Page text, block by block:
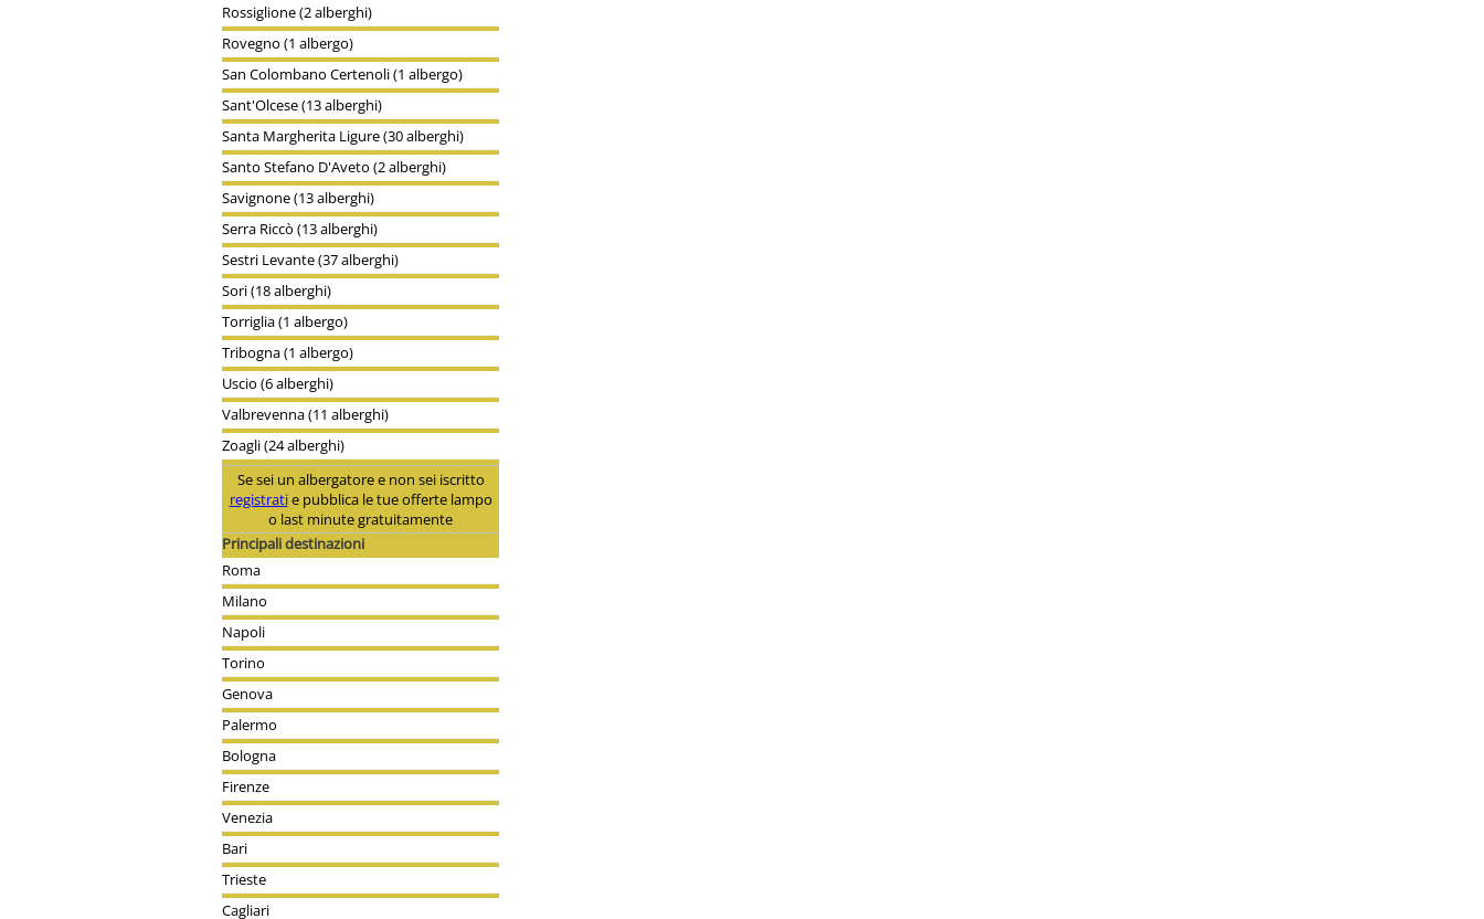
Rossiglione (2 alberghi)
Rovegno (1 albergo)
San Colombano Certenoli (1 albergo)
Sant'Olcese (13 alberghi)
Santa Margherita Ligure (30 alberghi)
Santo Stefano D'Aveto (2 alberghi)
Savignone (13 alberghi)
Serra Riccò (13 alberghi)
Sestri Levante (37 alberghi)
Sori (18 alberghi)
Torriglia (1 albergo)
Tribogna (1 albergo)
Uscio (6 alberghi)
Valbrevenna (11 alberghi)
Zoagli (24 alberghi)
Se sei un albergatore e non sei iscritto
registratie pubblica le tue offerte lampo
o last minute gratuitamente
Principali destinazioni
Roma
Milano
Napoli
Torino
Genova
Palermo
Bologna
Firenze
Venezia
Bari
Trieste
Cagliari